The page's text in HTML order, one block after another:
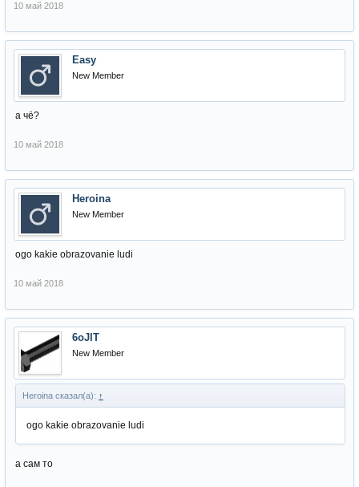
10 май 2018
Easy
New Member
а чё?
10 май 2018
Heroina
New Member
ogo kakie obrazovanie ludi
10 май 2018
6oJlT
New Member
Heroina сказал(а): ↑
ogo kakie obrazovanie ludi
а сам то